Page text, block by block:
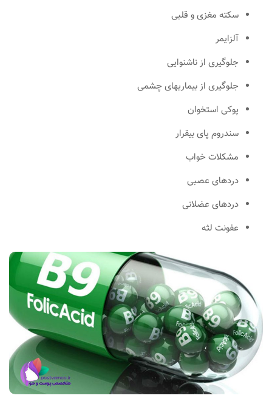
سکته مغزی و قلبی
آلزایمر
جلوگیری از ناشنوایی
جلوگیری از بیماریهای چشمی
پوکی استخوان
سندروم پای بیقرار
مشکلات خواب
دردهای عصبی
دردهای عضلانی
عفونت لثه